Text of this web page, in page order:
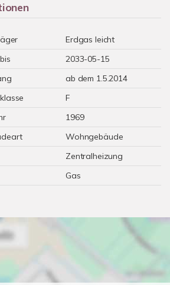
Erdgas leicht
2033-05-15
ab dem 1.5.2014
F
1969
Wohngebäude
Zentralheizung
Gas